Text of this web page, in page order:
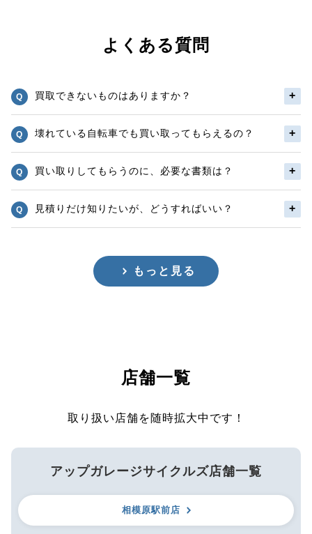
よくある質問
買取できないものはありますか？
壊れている自転車でも買い取ってもらえるの？
買い取りしてもらうのに、必要な書類は？
見積りだけ知りたいが、どうすればいい？
もっと見る
店舗一覧
取り扱い店舗を随時拡大中です！
アップガレージサイクルズ店舗一覧
相模原駅前店